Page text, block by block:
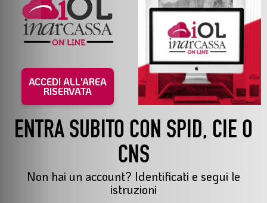
ACCEDI ALL'AREA
RISERVATA
ENTRA SUBITO CON SPID, CIE O
CNS
Non hai un account? Identificati e segui le
istruzioni